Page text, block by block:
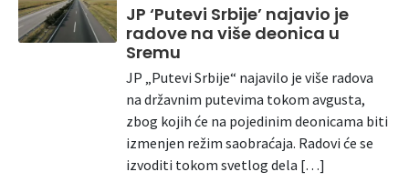
JP ‘Putevi Srbije’ najavio je
radove na više deonica u
Sremu
JP „Putevi Srbije“ najavilo je više radova
na državnim putevima tokom avgusta,
zbog kojih će na pojedinim deonicama biti
izmenjen režim saobraćaja. Radovi će se
izvoditi tokom svetlog dela […]